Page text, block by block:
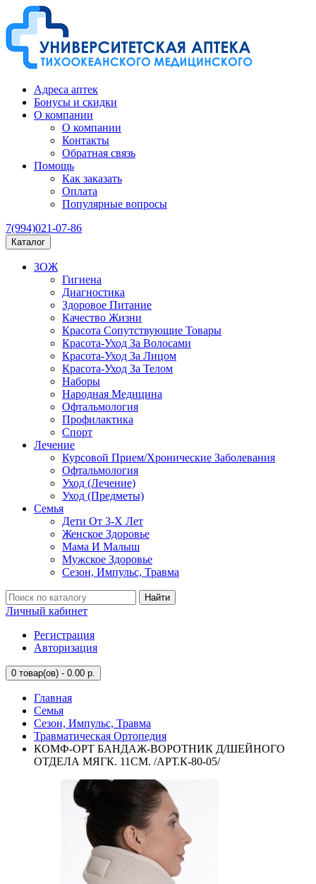
Адреса аптек
Бонусы и скидки
О компании
О компании
Контакты
Обратная связь
Помощь
Как заказать
Оплата
Популярные вопросы
7(994)021-07-86
Каталог
ЗОЖ
Гигиена
Диагностика
Здоровое Питание
Качество Жизни
Красота Сопутствующие Товары
Красота-Уход За Волосами
Красота-Уход За Лицом
Красота-Уход За Телом
Наборы
Народная Медицина
Офтальмология
Профилактика
Спорт
Лечение
Курсовой Прием/Хронические Заболевания
Офтальмология
Уход (Лечение)
Уход (Предметы)
Семья
Дети От 3-Х Лет
Женское Здоровье
Мама И Малыш
Мужское Здоровье
Сезон, Импульс, Травма
Найти
Личный кабинет
Регистрация
Авторизация
0 товар(ов) - 0.00 р.
Главная
Семья
Сезон, Импульс, Травма
Травматическая Ортопедия
КОМФ-ОРТ БАНДАЖ-ВОРОТНИК Д/ШЕЙНОГО
ОТДЕЛА МЯГК. 11СМ. /АРТ.К-80-05/